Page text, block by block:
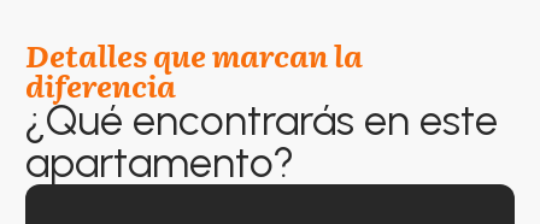
Detalles que marcan la
diferencia
¿Qué encontrarás en este
apartamento?